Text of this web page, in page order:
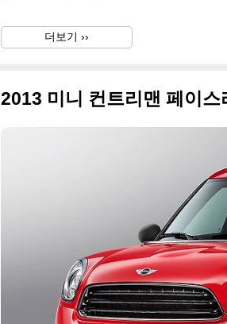
더보기 ››
2013 미니 컨트리맨 페이